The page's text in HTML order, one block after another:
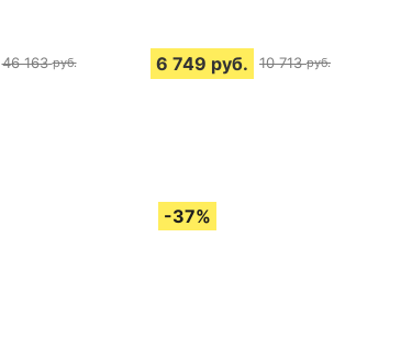
46 163 руб. 6 749 руб. 10 713 руб.